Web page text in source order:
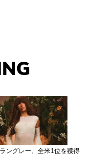
ングレー、全米1位を獲得